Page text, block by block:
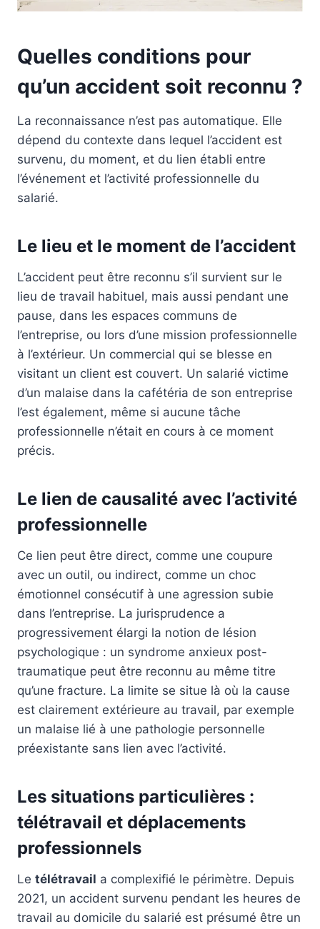
Quelles conditions pour
qu’un accident soit reconnu ?
La reconnaissance n’est pas automatique. Elle
dépend du contexte dans lequel l’accident est
survenu, du moment, et du lien établi entre
l’événement et l’activité professionnelle du
salarié.
Le lieu et le moment de l’accident
L’accident peut être reconnu s’il survient sur le
lieu de travail habituel, mais aussi pendant une
pause, dans les espaces communs de
l’entreprise, ou lors d’une mission professionnelle
à l’extérieur. Un commercial qui se blesse en
visitant un client est couvert. Un salarié victime
d’un malaise dans la cafétéria de son entreprise
l’est également, même si aucune tâche
professionnelle n’était en cours à ce moment
précis.
Le lien de causalité avec l’activité
professionnelle
Ce lien peut être direct, comme une coupure
avec un outil, ou indirect, comme un choc
émotionnel consécutif à une agression subie
dans l’entreprise. La jurisprudence a
progressivement élargi la notion de lésion
psychologique : un syndrome anxieux post-
traumatique peut être reconnu au même titre
qu’une fracture. La limite se situe là où la cause
est clairement extérieure au travail, par exemple
un malaise lié à une pathologie personnelle
préexistante sans lien avec l’activité.
Les situations particulières :
télétravail et déplacements
professionnels
Le télétravail a complexifié le périmètre. Depuis
2021, un accident survenu pendant les heures de
travail au domicile du salarié est présumé être un